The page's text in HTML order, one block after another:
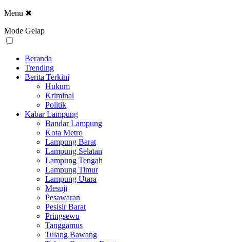
Menu ✖
Mode Gelap
Beranda
Trending
Berita Terkini
Hukum
Kriminal
Politik
Kabar Lampung
Bandar Lampung
Kota Metro
Lampung Barat
Lampung Selatan
Lampung Tengah
Lampung Timur
Lampung Utara
Mesuji
Pesawaran
Pesisir Barat
Pringsewu
Tanggamus
Tulang Bawang